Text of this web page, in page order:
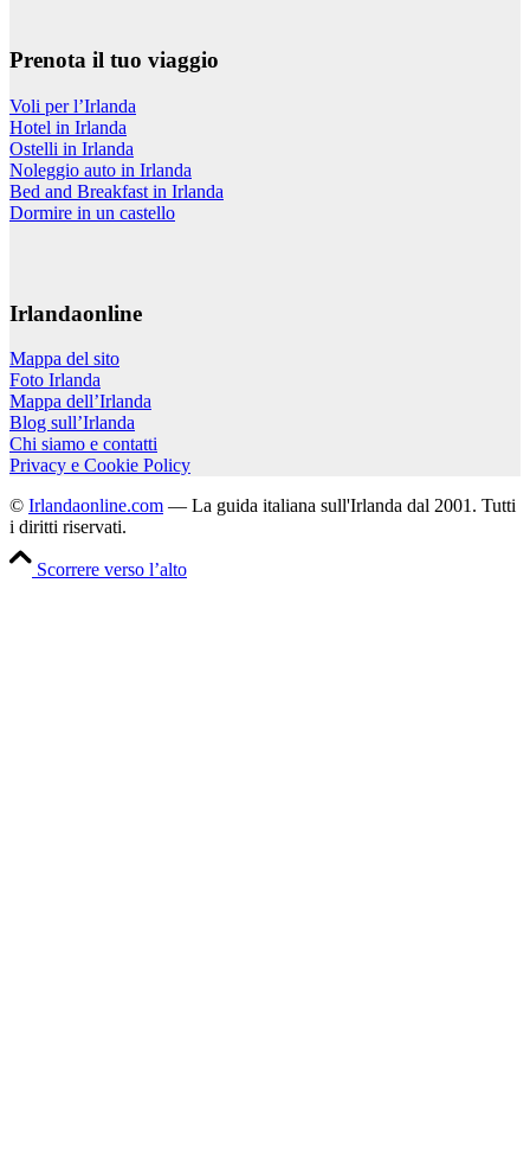
Prenota il tuo viaggio
Voli per l’Irlanda
Hotel in Irlanda
Ostelli in Irlanda
Noleggio auto in Irlanda
Bed and Breakfast in Irlanda
Dormire in un castello
Irlandaonline
Mappa del sito
Foto Irlanda
Mappa dell’Irlanda
Blog sull’Irlanda
Chi siamo e contatti
Privacy e Cookie Policy
© Irlandaonline.com — La guida italiana sull'Irlanda dal 2001. Tutti
i diritti riservati.
Scorrere verso l’alto